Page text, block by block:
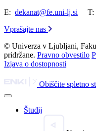
E: dekanat@fe.uni-lj.si T:
Vprašajte nas
© Univerza v Ljubljani,
pridržane. Pravno obvestilo
Izjava o dostopnosti
Obiščite spletno
Študij